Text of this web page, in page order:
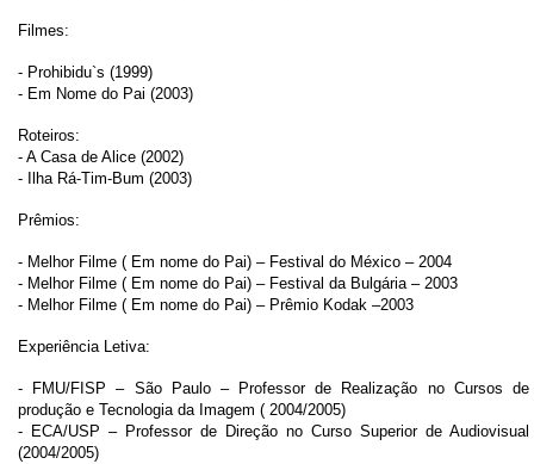
Filmes:
- Prohibidu`s (1999)
- Em Nome do Pai (2003)
Roteiros:
- A Casa de Alice (2002)
- Ilha Rá-Tim-Bum (2003)
Prêmios:
- Melhor Filme ( Em nome do Pai) – Festival do México – 2004
- Melhor Filme ( Em nome do Pai) – Festival da Bulgária – 2003
- Melhor Filme ( Em nome do Pai) – Prêmio Kodak –2003
Experiência Letiva:
- FMU/FISP – São Paulo – Professor de Realização no Cursos de
produção e Tecnologia da Imagem ( 2004/2005)
- ECA/USP – Professor de Direção no Curso Superior de Audiovisual
(2004/2005)